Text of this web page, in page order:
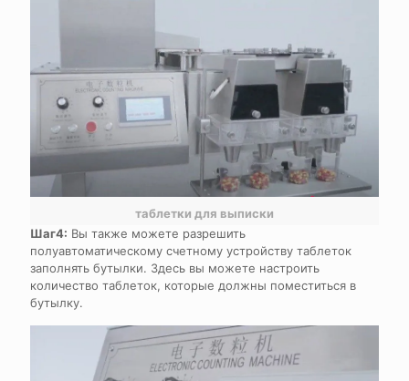
таблетки для выписки
Шаг4: Вы также можете разрешить
полуавтоматическому счетному устройству таблеток
заполнять бутылки. Здесь вы можете настроить
количество таблеток, которые должны поместиться в
бутылку.